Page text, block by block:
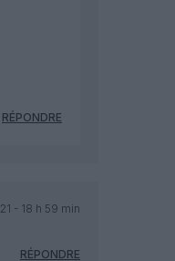
RÉPONDRE
- 18 h 59 min
RÉPONDRE